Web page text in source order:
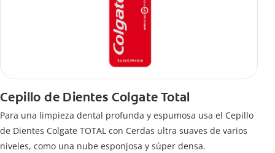
Cepillo de Dientes Colgate Total
Para una limpieza dental profunda y espumosa usa el Cepillo
de Dientes Colgate TOTAL con Cerdas ultra suaves de varios
niveles, como una nube esponjosa y súper densa.